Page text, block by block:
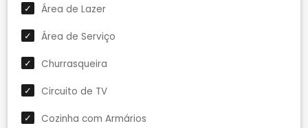
Área de Lazer
Área de Serviço
Churrasqueira
Circuito de TV
Cozinha com Armários